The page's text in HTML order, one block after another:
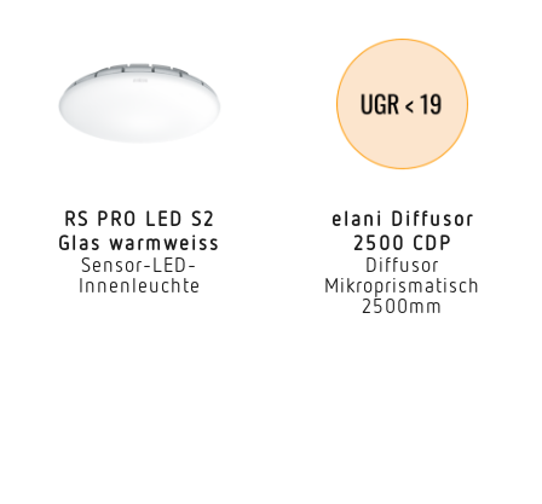
optimale Montagehöhe
1,2 m
ggf. durch Glas, Holz und Leichtbauwände
Erfassungswinkel
RS PRO LED S2
Glas warmweiss
Sensor-LED-
Innenleuchte
elani Diffusor
2500 CDP
Diffusor
Mikroprismatisch
2500mm